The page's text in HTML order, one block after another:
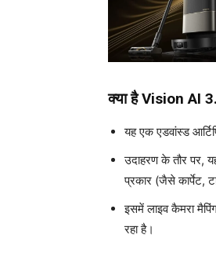
क्या है Vision AI
यह एक एडवांस्ड
उदाहरण के तौर पर,
प्रकार (जैसे कार्पेट,
इसमें लाइव कैमरा
रहा है।